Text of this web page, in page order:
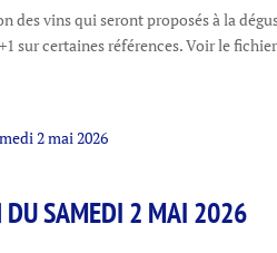
des vins qui seront proposés à la
sur certaines références. Voir le
DU SAMEDI 2 MAI 2026